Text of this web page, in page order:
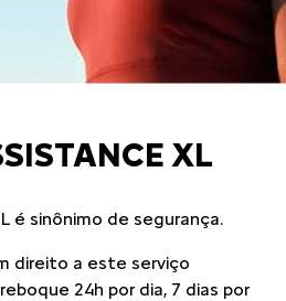
XL
é sinônimo de segurança.
direito a este serviço
24h por dia, 7 dias por